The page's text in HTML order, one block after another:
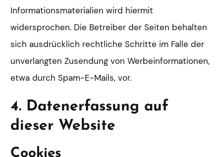
Informationsmaterialien wird hiermit
widersprochen. Die Betreiber der Seiten behalten
sich ausdrücklich rechtliche Schritte im Falle der
unverlangten Zusendung von Werbeinformationen,
etwa durch Spam-E-Mails, vor.
4. Datenerfassung auf
dieser Website
Cookies